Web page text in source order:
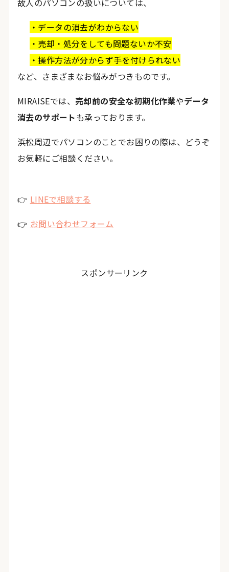
故人のパソコンの扱いについては、
・データの消去がわからない
・売却・処分をしても問題ないか不安
・操作方法が分からず手を付けられない
など、さまざまなお悩みがつきものです。
MIRAISEでは、 売却前の安全な初期化作業やデータ
消去のサポートも承っております。
浜松周辺でパソコンのことでお困りの際は、どうぞ
お気軽にご相談ください。
👉 LINEで相談する
👉 お問い合わせフォーム
スポンサーリンク